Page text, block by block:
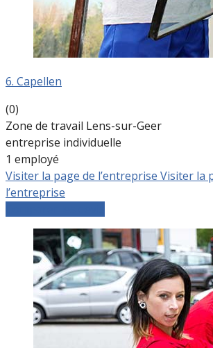
6. Capellen
(0)
Zone de travail Lens-sur-Geer
entreprise individuelle
1 employé
Visiter la page de l’entreprise Visiter la
l’entreprise